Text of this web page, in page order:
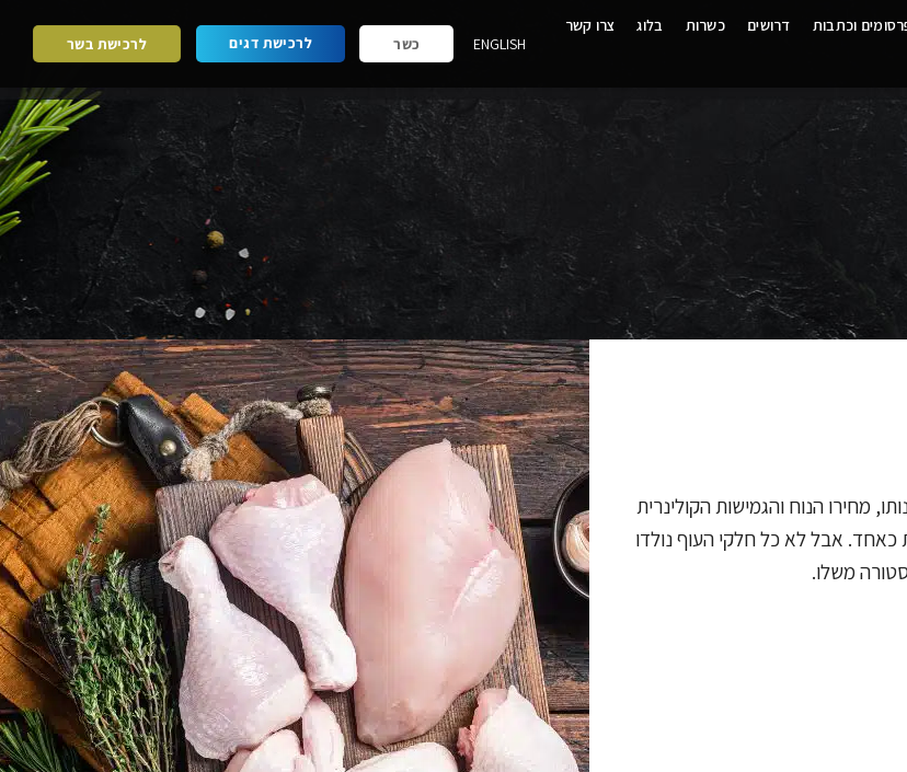
וכתבות דרושים כשרות בלוג צרו קשר
ENGLISH כשר לרכישת דגים לרכישת בשר
מחירו הנוח והגמישות הקולינרית
כאחד. אבל לא כל חלקי העוף נולדו
משלו.